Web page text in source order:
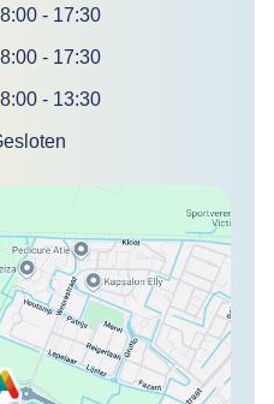
- 17:30
- 17:30
- 13:30